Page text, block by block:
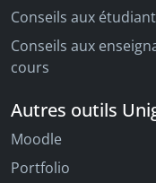
Conseils aux
Conseils aux
cours
Autres outils
Moodle
Portfolio